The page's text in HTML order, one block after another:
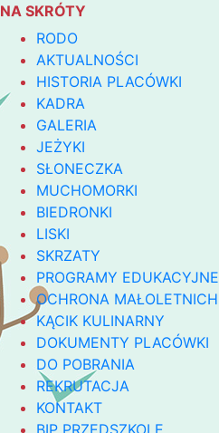
NA SKRÓTY
RODO
AKTUALNOŚCI
HISTORIA PLACÓWKI
KADRA
GALERIA
JEŻYKI
SŁONECZKA
MUCHOMORKI
BIEDRONKI
LISKI
SKRZATY
PROGRAMY EDUKACYJNE
OCHRONA MAŁOLETNICH
KĄCIK KULINARNY
DOKUMENTY PLACÓWKI
DO POBRANIA
REKRUTACJA
KONTAKT
BIP PRZEDSZKOLE